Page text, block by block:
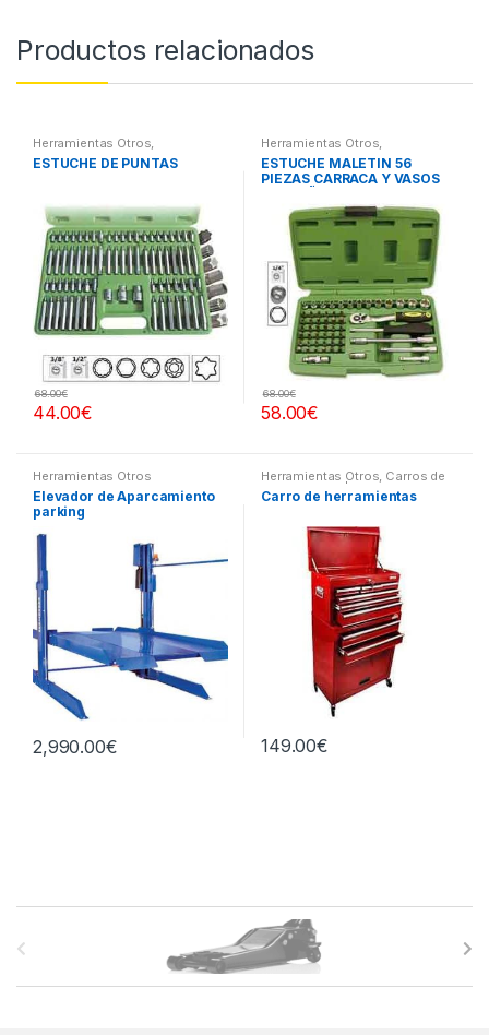
Productos relacionados
Herramientas Otros,
Herramientas De Mano ,
Herramientas De Mano,
otros
ESTUCHE DE PUNTAS
44.00€
68.00€
Herramientas Otros,
Herramientas De Mano,
Herramientas De Mano,
Maletines Herramientas,
Extractores, Compresímetros,
ESTUCHE MALETIN 56
PIEZAS CARRACA Y VASOS
58.00€
68.00€
Herramientas Otros
Elevador de Aparcamiento
parking
2,990.00€
Herramientas Otros, Carros de
Herramientas | Bancos
Carro de herramientas
149.00€